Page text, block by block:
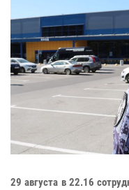
29 августа в 22.16